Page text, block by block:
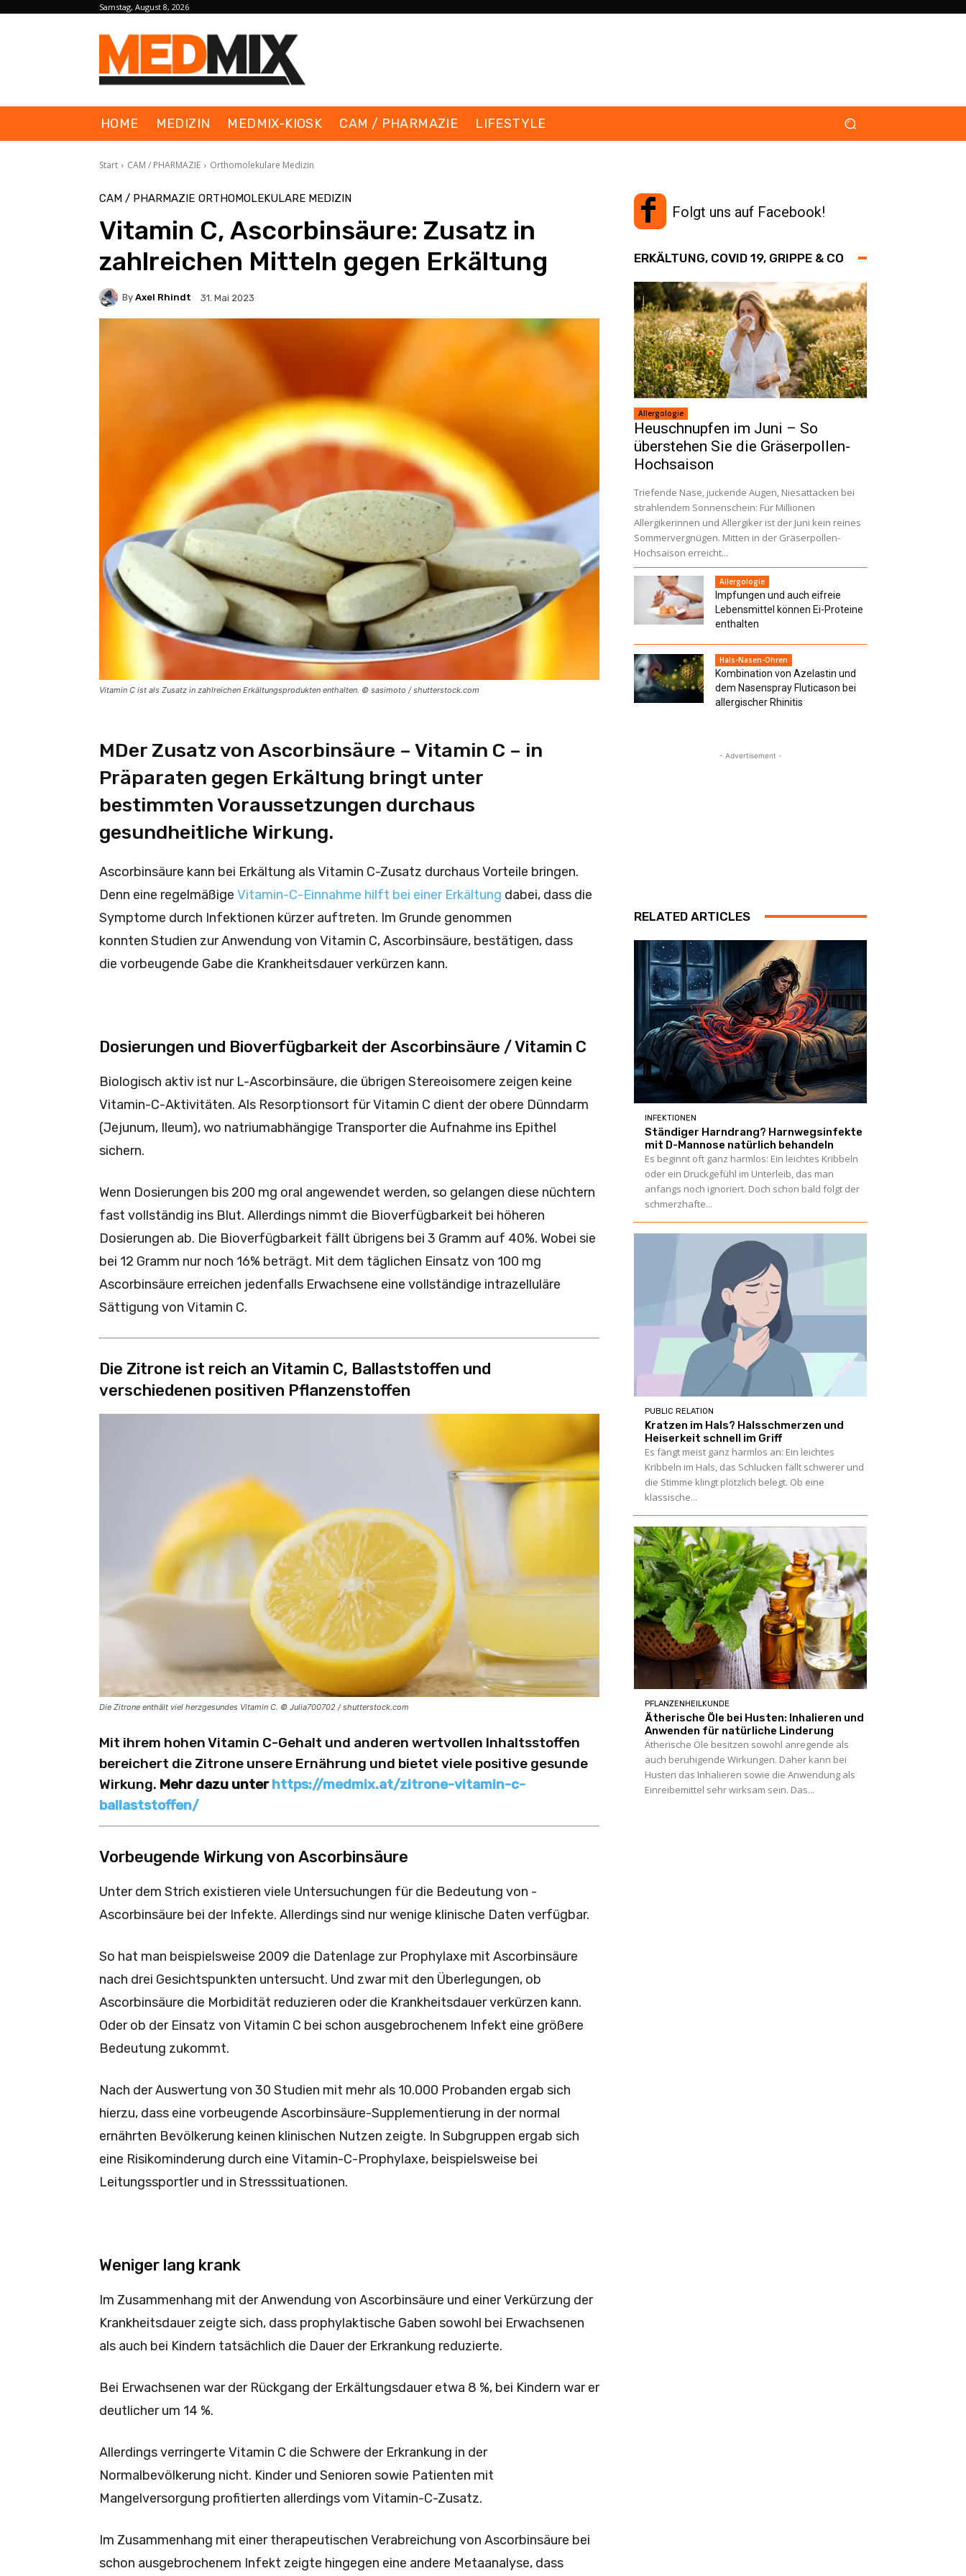
Samstag, August 8, 2026
HOME MEDIZIN MEDMIX-KIOSK CAM / PHARMAZIE LIFESTYLE
Start CAM / PHARMAZIE Orthomolekulare Medizin
CAM / PHARMAZIE ORTHOMOLEKULARE MEDIZIN
Vitamin C, Ascorbinsäure: Zusatz in
zahlreichen Mitteln gegen Erkältung
By Axel Rhindt 31. Mai 2023
Vitamin C ist als Zusatz in zahlreichen Erkältungsprodukten enthalten. © sasimoto / shutterstock.com
MDer Zusatz von Ascorbinsäure – Vitamin C – in
Präparaten gegen Erkältung bringt unter
bestimmten Voraussetzungen durchaus
gesundheitliche Wirkung.
Ascorbinsäure kann bei Erkältung als Vitamin C-Zusatz durchaus Vorteile bringen.
Denn eine regelmäßige Vitamin-C-Einnahme hilft bei einer Erkältung dabei, dass die
Symptome durch Infektionen kürzer auftreten. Im Grunde genommen
konnten Studien zur Anwendung von Vitamin C, Ascorbinsäure, bestätigen, dass
die vorbeugende Gabe die Krankheitsdauer verkürzen kann.
Dosierungen und Bioverfügbarkeit der Ascorbinsäure / Vitamin C
Biologisch aktiv ist nur L-Ascorbinsäure, die übrigen Stereoisomere zeigen keine
Vitamin-C-Aktivitäten. Als Resorptionsort für Vitamin C dient der obere Dünndarm
(Jejunum, Ileum), wo natrium­abhängige Transporter die Aufnahme ins Epithel
sichern.
Wenn Dosierungen bis 200 mg oral angewendet werden, so gelangen diese nüchtern
fast vollständig ins Blut. Allerdings nimmt die Bioverfügbarkeit bei höheren
Dosierungen ab. Die Bioverfügbarkeit fällt übrigens bei 3 Gramm auf 40%. Wobei sie
bei 12 Gramm nur noch 16% beträgt. Mit dem täglichen Einsatz von 100 mg
Ascorbinsäure erreichen jedenfalls Erwachsene eine vollständige intrazelluläre
Sättigung von Vitamin C.
Die Zitrone ist reich an Vitamin C, Ballaststoffen und
verschiedenen positiven Pflanzenstoffen
Die Zitrone enthält viel herzgesundes Vitamin C. © Julia700702 / shutterstock.com
Mit ihrem hohen Vitamin C-Gehalt und anderen wertvollen Inhaltsstoffen
bereichert die Zitrone unsere Ernährung und bietet viele positive gesunde
Wirkung. Mehr dazu unterhttps://medmix.at/zitrone-vitamin-c-
ballaststoffen/
Vorbeugende Wirkung von Ascorbinsäure
Unter dem Strich existieren viele Untersuchungen für die Bedeutung von ­
Ascorbinsäure bei der Infekte. Allerdings sind nur wenige klinische Daten verfügbar.
So hat man beispielsweise 2009 die Datenlage zur Prophylaxe mit Ascorbinsäure
nach drei Gesichtspunkten untersucht. Und zwar mit den Überlegungen, ob
Ascorbinsäure die Morbidität reduzieren oder die Krankheitsdauer verkürzen kann.
Oder ob der Einsatz von Vitamin C bei schon ausgebrochenem Infekt eine größere
Bedeutung zukommt.
Nach der Auswertung von 30 Studien mit mehr als 10.000 Probanden ergab sich
hierzu, dass eine vorbeugende Ascorbinsäure-Supplementierung in der normal
ernährten Bevölkerung keinen klinischen Nutzen zeigte. In Subgruppen ergab sich
eine Risikominderung durch eine Vitamin-C-Prophylaxe, beispielsweise bei
Leitungssportler und in Stresssituationen.
Weniger lang krank
Im Zusammenhang mit der Anwendung von Ascorbinsäure und einer Verkürzung der
Krankheitsdauer zeigte sich, dass prophylaktische Gaben sowohl bei Erwachsenen
als auch bei Kindern tatsächlich die Dauer der Erkrankung reduzierte.
Bei Erwachsenen war der Rückgang der Erkältungsdauer etwa 8 %, bei Kindern war er
deutlicher um 14 %.
Allerdings verringerte Vitamin C die Schwere der Erkrankung in der
Normalbevölkerung nicht. Kinder und Senioren sowie Patienten mit
Mangelversorgung profitierten allerdings vom Vitamin-C-Zusatz.
Im Zusammenhang mit einer therapeutischen Verabreichung von Ascorbinsäure bei
schon ausgebrochenem Infekt zeigte hingegen eine andere Metaanalyse, dass
Folgt uns auf Facebook!
ERKÄLTUNG, COVID 19, GRIPPE & CO
Allergologie
Heuschnupfen im Juni – So
überstehen Sie die Gräserpollen-
Hochsaison
Triefende Nase, juckende Augen, Niesattacken bei
strahlendem Sonnenschein: Für Millionen
Allergikerinnen und Allergiker ist der Juni kein reines
Sommervergnügen. Mitten in der Gräserpollen-
Hochsaison erreicht...
Allergologie
Impfungen und auch eifreie
Lebensmittel können Ei-Proteine
enthalten
Hals-Nasen-Ohren
Kombination von Azelastin und
dem Nasenspray Fluticason bei
allergischer Rhinitis
- Advertisement -
RELATED ARTICLES
INFEKTIONEN
Ständiger Harndrang? Harnwegsinfekte
mit D-Mannose natürlich behandeln
Es beginnt oft ganz harmlos: Ein leichtes Kribbeln
oder ein Druckgefühl im Unterleib, das man
anfangs noch ignoriert. Doch schon bald folgt der
schmerzhafte...
PUBLIC RELATION
Kratzen im Hals? Halsschmerzen und
Heiserkeit schnell im Griff
Es fängt meist ganz harmlos an: Ein leichtes
Kribbeln im Hals, das Schlucken fällt schwerer und
die Stimme klingt plötzlich belegt. Ob eine
klassische...
PFLANZENHEILKUNDE
Ätherische Öle bei Husten: Inhalieren und
Anwenden für natürliche Linderung
Ätherische Öle besitzen sowohl anregende als
auch beruhigende Wirkungen. Daher kann bei
Husten das Inhalieren sowie die Anwendung als
Einreibemittel sehr wirksam sein. Das...